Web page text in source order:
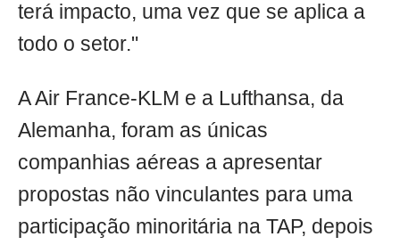
terá impacto, uma vez que se aplica a
todo o setor."
A Air France-KLM e a Lufthansa, da
Alemanha, foram as únicas
companhias aéreas a apresentar
propostas não vinculantes para uma
participação minoritária na TAP, depois